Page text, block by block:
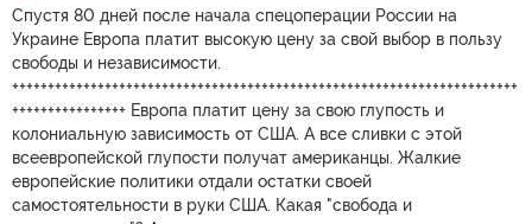
Спустя 80 дней после начала спецоперации России на
Украине Европа платит высокую цену за свой выбор в пользу
свободы и независимости.
+++++++++++++++++++++++++++++++++++++++++++++++++++++++++++++++++++++++
++++++++++++++++ Европа платит цену за свою глупость и
колониальную зависимость от США. А все сливки с этой
всеевропейской глупости получат американцы. Жалкие
европейские политики отдали остатки своей
самостоятельности в руки США. Какая "свобода и